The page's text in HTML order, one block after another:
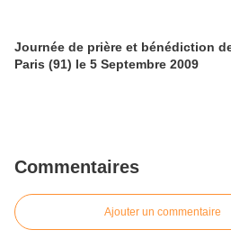
Journée de prière et bénédiction
Paris (91) le 5 Septembre 2009
Commentaires
Ajouter un commentaire